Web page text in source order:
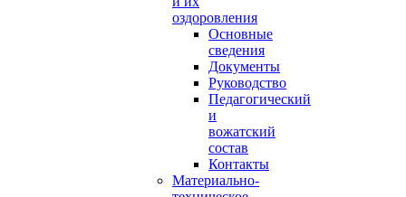
оздоровления
Основные
сведения
Документы
Руководство
Педагогический
и
вожатский
состав
Контакты
Материально-